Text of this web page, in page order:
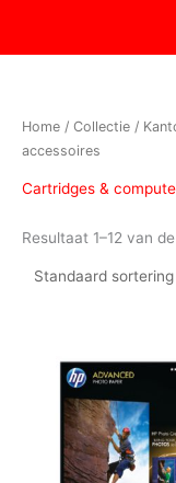
de
Home / Collectie /
accessoires
Cartridges &
Resultaat 1–12 van